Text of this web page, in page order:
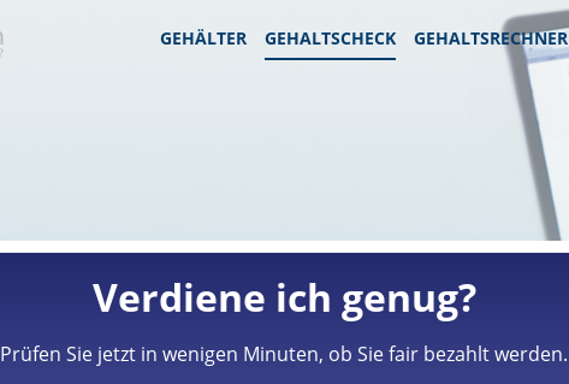
GEHÄLTER GEHALTSCHECK GEHALTSRECHNER
Verdiene ich genug?
Prüfen Sie jetzt in wenigen Minuten, ob Sie fair bezahlt werden.